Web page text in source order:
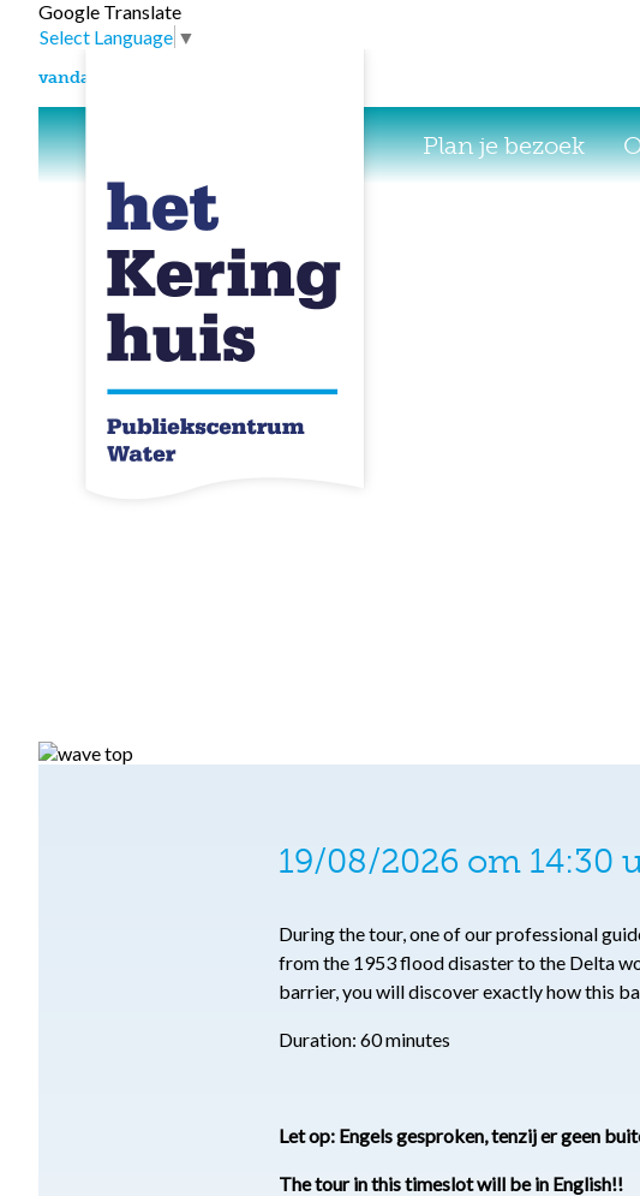
Google Translate
Select Language ▼
vandaag geopend van 10:00 tot 16:00
Plan je bezoek
19/08/2026 om 14:30
During the tour, one of our professional
from the 1953 flood disaster to the Delta
barrier, you will discover exactly how this
Duration: 60 minutes
Let op: Engels gesproken, tenzij er geen
The tour in this timeslot will be in English!!